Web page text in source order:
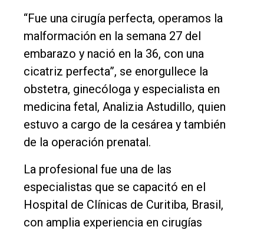
“Fue una cirugía perfecta, operamos la
malformación en la semana 27 del
embarazo y nació en la 36, con una
cicatriz perfecta”, se enorgullece la
obstetra, ginecóloga y especialista en
medicina fetal, Analizia Astudillo, quien
estuvo a cargo de la cesárea y también
de la operación prenatal.
La profesional fue una de las
especialistas que se capacitó en el
Hospital de Clínicas de Curitiba, Brasil,
con amplia experiencia en cirugías